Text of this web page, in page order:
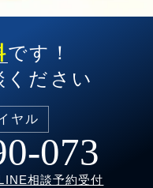
です！
ください
ヤル
073
相談予約受付